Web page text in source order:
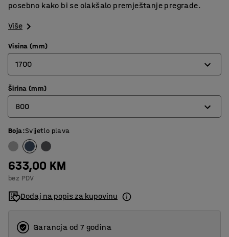
posebno kako bi se olakšalo premještanje pregrade.
Više
Visina (mm)
1700
1360
1700
Širina (mm)
800
800
1000
Boja:Svijetlo plava
633,00 KM
bez PDV
Dodaj na popis za kupovinu
Garancja od 7 godina